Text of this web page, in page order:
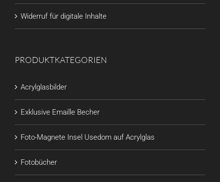
Widerruf für digitale Inhalte
PRODUKTKATEGORIEN
Acrylglasbilder
Exklusive Emaille Becher
Foto-Magnete Insel Usedom auf Acrylglas
Fotobücher